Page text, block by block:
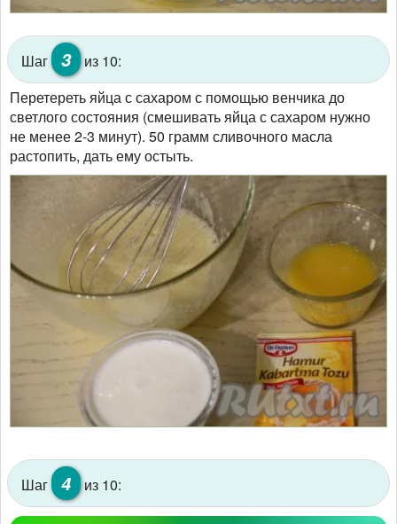
Шаг 3
из 10:
Перетереть яйца с сахаром с помощью венчика до
светлого состояния (смешивать яйца с сахаром нужно
не менее 2-3 минут). 50 грамм сливочного масла
растопить, дать ему остыть.
Шаг 4 из 10: